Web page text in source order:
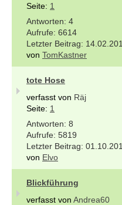
Seite: 1
4
6614
von TomKastner
tote Hose
verfasst von Räj
Seite: 1
8
5819
von Elvo
Blickführung
verfasst von Andrea60